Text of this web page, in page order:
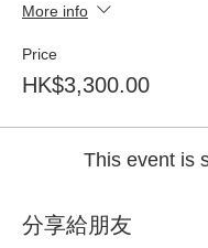
More info
Price
HK$3,300.00
This event is
分享給朋友